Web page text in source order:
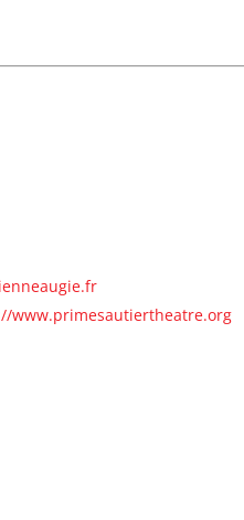
www.primesautiertheatre.org